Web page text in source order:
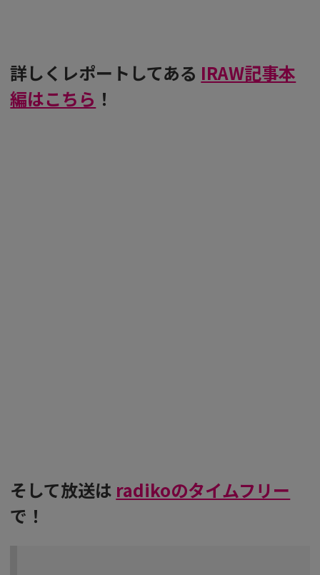
詳しくレポートしてある IRAW記事本
編はこちら ！
そして放送は radikoのタイムフリー
で！